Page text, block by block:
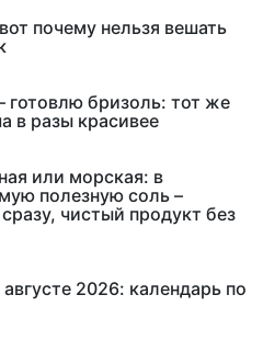
почему нельзя вешать
готовлю бризоль: тот же
в разы красивее
или морская: в
полезную соль –
чистый продукт без
2026: календарь по